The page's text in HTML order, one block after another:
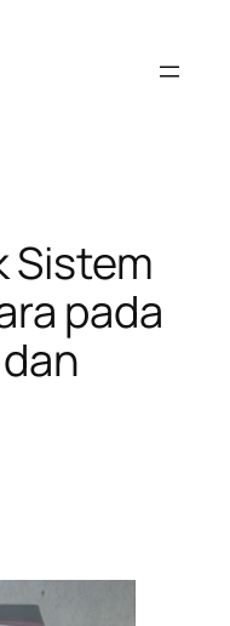
Sistem
pada